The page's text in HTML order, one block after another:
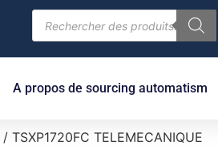
A propos de sourcing automatism
/ TSXP1720FC TELEMECANIQUE